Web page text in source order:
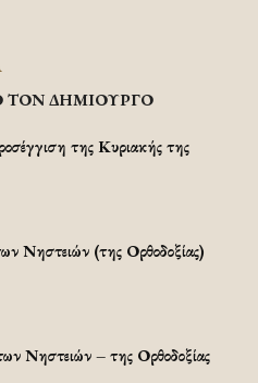
ΤΟΝ ΔΗΜΙΟΥΡΓΟ
της Κυριακής της
Νηστειών (της Ορθοδοξίας)
Νηστειών – της Ορθοδοξίας